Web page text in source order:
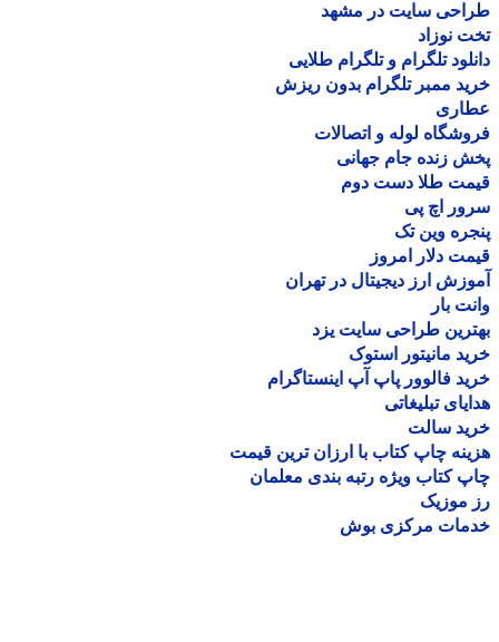
سایت در مشهد
نوزاد
تلگرام و تلگرام طلایی
ممبر تلگرام بدون ریزش
لوله و اتصالات
زنده جام جهانی
طلا دست دوم
اچ پی
وین تک
دلار امروز
ارز دیجیتال در تهران
بار
طراحی سایت یزد
مانیتور استوک
فالوور پاپ آپ اینستاگرام
تبلیغاتی
سالت
چاپ کتاب با ارزان ترین قیمت
کتاب ویژه رتبه بندی معلمان
موزیک
مرکزی بوش